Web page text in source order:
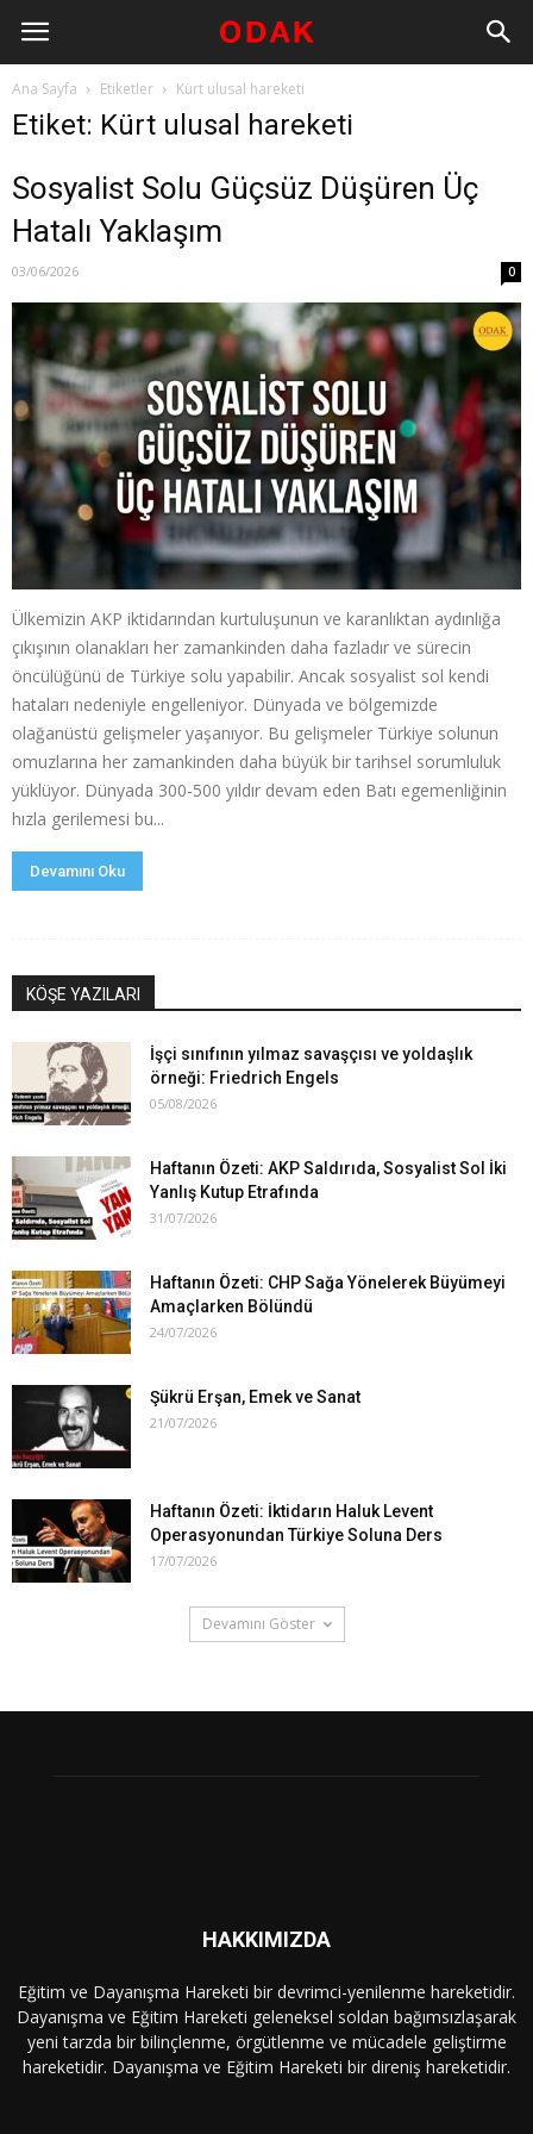
Ana Sayfa Etiketler Kürt ulusal hareketi
Etiket: Kürt ulusal hareketi
Sosyalist Solu Güçsüz Düşüren Üç
Hatalı Yaklaşım
03/06/2026 0
Ülkemizin AKP iktidarından kurtuluşunun ve karanlıktan aydınlığa
çıkışının olanakları her zamankinden daha fazladır ve sürecin
öncülüğünü de Türkiye solu yapabilir. Ancak sosyalist sol kendi
hataları nedeniyle engelleniyor. Dünyada ve bölgemizde
olağanüstü gelişmeler yaşanıyor. Bu gelişmeler Türkiye solunun
omuzlarına her zamankinden daha büyük bir tarihsel sorumluluk
yüklüyor. Dünyada 300-500 yıldır devam eden Batı egemenliğinin
hızla gerilemesi bu...
Devamını Oku
KÖŞE YAZILARI
İşçi sınıfının yılmaz savaşçısı ve yoldaşlık
örneği: Friedrich Engels
05/08/2026
Haftanın Özeti: AKP Saldırıda, Sosyalist Sol İki
Yanlış Kutup Etrafında
31/07/2026
Haftanın Özeti: CHP Sağa Yönelerek Büyümeyi
Amaçlarken Bölündü
24/07/2026
Şükrü Erşan, Emek ve Sanat
21/07/2026
Haftanın Özeti: İktidarın Haluk Levent
Operasyonundan Türkiye Soluna Ders
17/07/2026
Devamını Göster
HAKKIMIZDA
Eğitim ve Dayanışma Hareketi bir devrimci-yenilenme hareketidir.
Dayanışma ve Eğitim Hareketi geleneksel soldan bağımsızlaşarak
yeni tarzda bir bilinçlenme, örgütlenme ve mücadele geliştirme
hareketidir. Dayanışma ve Eğitim Hareketi bir direniş hareketidir.